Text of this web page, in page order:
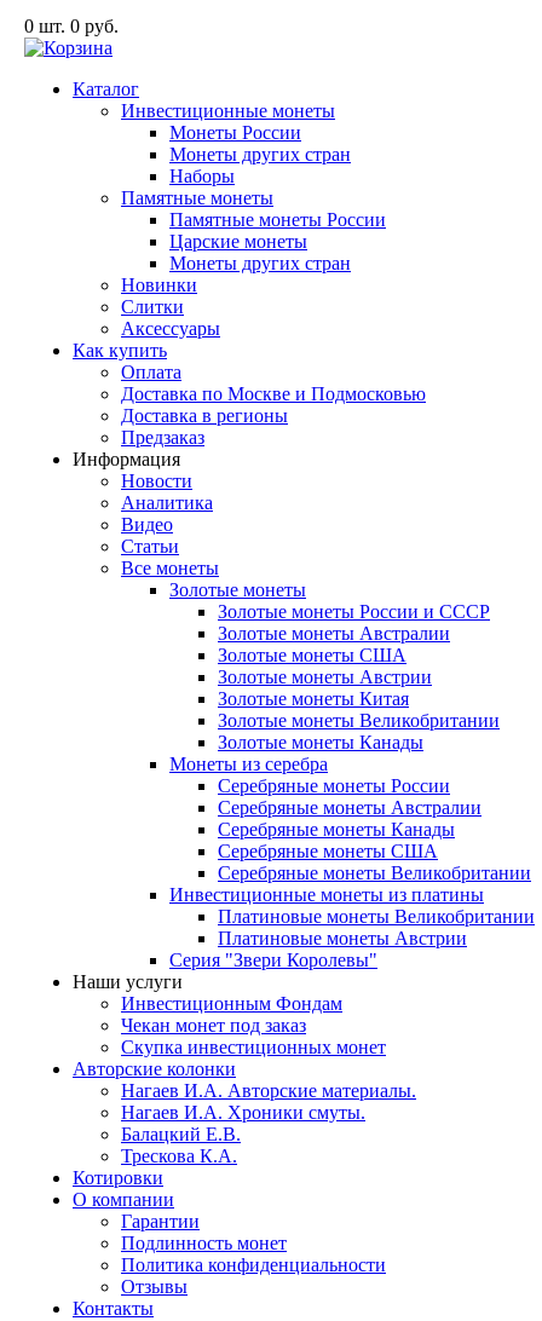
0 шт. 0 руб.
Каталог
Инвестиционные монеты
Монеты России
Монеты других стран
Наборы
Памятные монеты
Памятные монеты России
Царские монеты
Монеты других стран
Новинки
Слитки
Аксессуары
Как купить
Оплата
Доставка по Москве и Подмосковью
Доставка в регионы
Предзаказ
Информация
Новости
Аналитика
Видео
Статьи
Все монеты
Золотые монеты
Золотые монеты России и СССР
Золотые монеты Австралии
Золотые монеты США
Золотые монеты Австрии
Золотые монеты Китая
Золотые монеты Великобритании
Золотые монеты Канады
Монеты из серебра
Серебряные монеты России
Серебряные монеты Австралии
Серебряные монеты Канады
Серебряные монеты США
Серебряные монеты Великобритании
Инвестиционные монеты из платины
Платиновые монеты Великобритании
Платиновые монеты Австрии
Серия "Звери Королевы"
Наши услуги
Инвестиционным Фондам
Чекан монет под заказ
Скупка инвестиционных монет
Авторские колонки
Нагаев И.А. Авторские материалы.
Нагаев И.А. Хроники смуты.
Балацкий Е.В.
Трескова К.А.
Котировки
О компании
Гарантии
Подлинность монет
Политика конфиденциальности
Отзывы
Контакты